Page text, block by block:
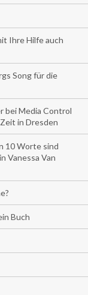
Ihre Hilfe auch
Song für die
bei Media Control
in Dresden
10 Worte sind
Vanessa Van
Buch